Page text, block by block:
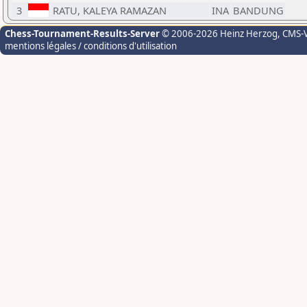
3
RATU, KALEYA RAMAZAN INA BANDUNG
Chess-Tournament-Results-Server© 2006-2026 Heinz Herzog,
mentions légales / conditions d'utilisation